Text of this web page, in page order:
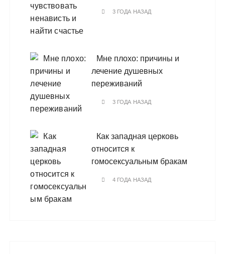
3 ГОДА НАЗАД
Мне плохо: причины и
лечение душевных
переживаний
3 ГОДА НАЗАД
Как западная церковь
относится к
гомосексуальным бракам
4 ГОДА НАЗАД